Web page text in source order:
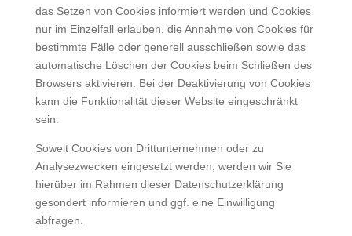
das Setzen von Cookies informiert werden und Cookies
nur im Einzelfall erlauben, die Annahme von Cookies für
bestimmte Fälle oder generell ausschließen sowie das
automatische Löschen der Cookies beim Schließen des
Browsers aktivieren. Bei der Deaktivierung von Cookies
kann die Funktionalität dieser Website eingeschränkt
sein.
Soweit Cookies von Drittunternehmen oder zu
Analysezwecken eingesetzt werden, werden wir Sie
hierüber im Rahmen dieser Datenschutzerklärung
gesondert informieren und ggf. eine Einwilligung
abfragen.